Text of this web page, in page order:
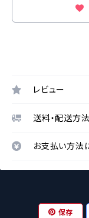
レビュー
送料・配送方
お支払い方法
保存